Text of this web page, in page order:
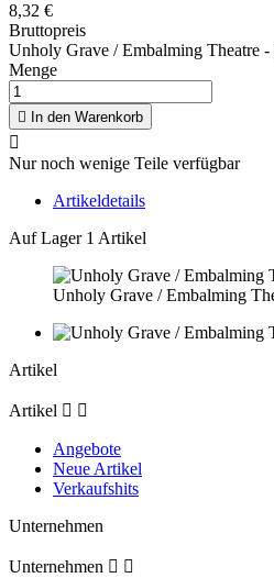
8,32 €
Bruttopreis
Unholy Grave / Embalming Theatre
Menge
 In den Warenkorb

Nur noch wenige Teile verfügbar
Artikeldetails
Auf Lager 1 Artikel
Unholy Grave / Embalming
Artikel
Artikel  
Angebote
Neue Artikel
Verkaufshits
Unternehmen
Unternehmen  